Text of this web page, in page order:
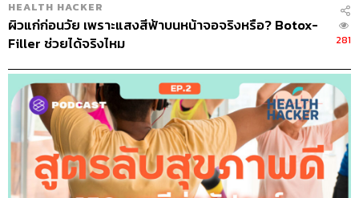
HEALTH HACKER
ผิวแก่ก่อนวัย เพราะแสงสีฟ้าบนหน้าจอจริงหรือ? Botox-
Filler ช่วยได้จริงไหม
281